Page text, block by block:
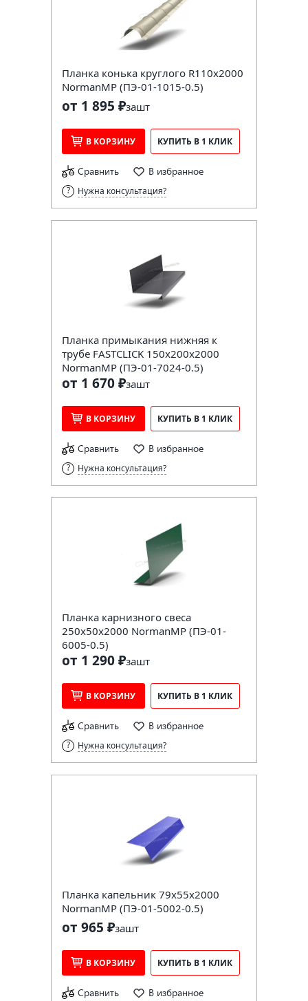
Планка конька круглого R110х2000
NormanMP (ПЭ-01-1015-0.5)
от 1 895 ₽зашт
В КОРЗИНУ КУПИТЬ В 1 КЛИК
Сравнить В избранное
Нужна консультация?
Планка примыкания нижняя к
трубе FASTCLICK 150х200х2000
NormanMP (ПЭ-01-7024-0.5)
от 1 670 ₽зашт
В КОРЗИНУ КУПИТЬ В 1 КЛИК
Сравнить В избранное
Нужна консультация?
Планка карнизного свеса
250х50х2000 NormanMP (ПЭ-01-
6005-0.5)
от 1 290 ₽зашт
В КОРЗИНУ КУПИТЬ В 1 КЛИК
Сравнить В избранное
Нужна консультация?
Планка капельник 79х55х2000
NormanMP (ПЭ-01-5002-0.5)
от 965 ₽зашт
В КОРЗИНУ КУПИТЬ В 1 КЛИК
Сравнить В избранное